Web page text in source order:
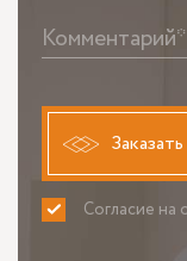
Комментарий*
Согласие на